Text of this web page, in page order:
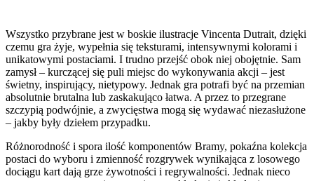
Wszystko przybrane jest w boskie ilustracje Vincenta Dutrait, dzięki
czemu gra żyje, wypełnia się teksturami, intensywnymi kolorami i
unikatowymi postaciami. I trudno przejść obok niej obojętnie. Sam
zamysł – kurczącej się puli miejsc do wykonywania akcji – jest
świetny, inspirujący, nietypowy. Jednak gra potrafi być na przemian
absolutnie brutalna lub zaskakująco łatwa. A przez to przegrane
szczypią podwójnie, a zwycięstwa mogą się wydawać niezasłużone
– jakby były dziełem przypadku.
Różnorodność i spora ilość komponentów Bramy, pokaźna kolekcja
postaci do wyboru i zmienność rozgrywek wynikająca z losowego
dociągu kart dają grze żywotności i regrywalności. Jednak nieco